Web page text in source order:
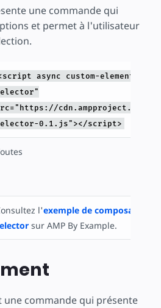
une commande qui
et permet à l'utilisateur
async custom-
cdn.ampproject.org/
0.1.js"></script>
l'exemple de composant
sur AMP By Example.
une commande qui présente